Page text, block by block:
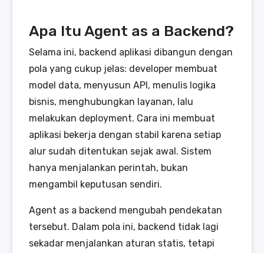
Apa Itu Agent as a Backend?
Selama ini, backend aplikasi dibangun dengan
pola yang cukup jelas: developer membuat
model data, menyusun API, menulis logika
bisnis, menghubungkan layanan, lalu
melakukan deployment. Cara ini membuat
aplikasi bekerja dengan stabil karena setiap
alur sudah ditentukan sejak awal. Sistem
hanya menjalankan perintah, bukan
mengambil keputusan sendiri.
Agent as a backend mengubah pendekatan
tersebut. Dalam pola ini, backend tidak lagi
sekadar menjalankan aturan statis, tetapi